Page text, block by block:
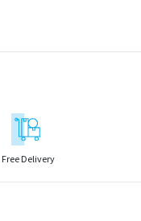
Free Delivery